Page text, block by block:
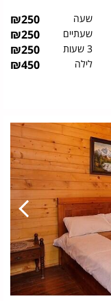
שעה ₪250
שעתיים ₪250
3 שעות ₪250
לילה ₪450